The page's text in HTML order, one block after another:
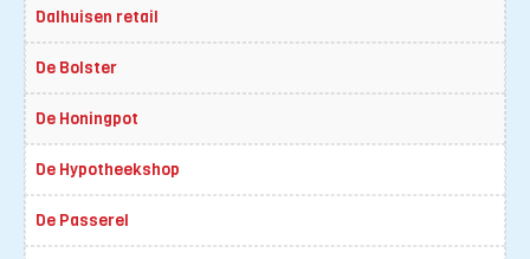
Dalhuisen retail
De Bolster
De Honingpot
De Hypotheekshop
De Passerel